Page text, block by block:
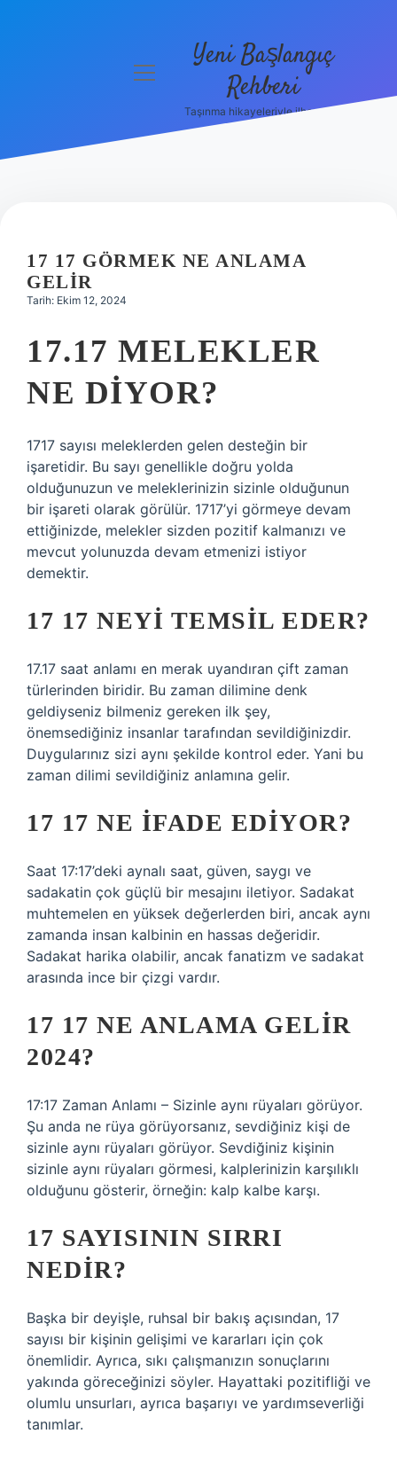
Politikası
menüyü
Yeni Başlangıç
Rehberi
Taşınma hikayeleriyle ilham bul!
17 17 GÖRMEK NE ANLAMA
GELIR
Tarih: Ekim 12, 2024
17.17 MELEKLER
NE DIYOR?
1717 sayısı meleklerden gelen desteğin bir
işaretidir. Bu sayı genellikle doğru yolda
olduğunuzun ve meleklerinizin sizinle olduğunun
bir işareti olarak görülür. 1717’yi görmeye devam
ettiğinizde, melekler sizden pozitif kalmanızı ve
mevcut yolunuzda devam etmenizi istiyor
demektir.
17 17 NEYI TEMSIL EDER?
17.17 saat anlamı en merak uyandıran çift zaman
türlerinden biridir. Bu zaman dilimine denk
geldiyseniz bilmeniz gereken ilk şey,
önemsediğiniz insanlar tarafından sevildiğinizdir.
Duygularınız sizi aynı şekilde kontrol eder. Yani bu
zaman dilimi sevildiğiniz anlamına gelir.
17 17 NE IFADE EDIYOR?
Saat 17:17’deki aynalı saat, güven, saygı ve
sadakatin çok güçlü bir mesajını iletiyor. Sadakat
muhtemelen en yüksek değerlerden biri, ancak aynı
zamanda insan kalbinin en hassas değeridir.
Sadakat harika olabilir, ancak fanatizm ve sadakat
arasında ince bir çizgi vardır.
17 17 NE ANLAMA GELIR
2024?
17:17 Zaman Anlamı – Sizinle aynı rüyaları görüyor.
Şu anda ne rüya görüyorsanız, sevdiğiniz kişi de
sizinle aynı rüyaları görüyor. Sevdiğiniz kişinin
sizinle aynı rüyaları görmesi, kalplerinizin karşılıklı
olduğunu gösterir, örneğin: kalp kalbe karşı.
17 SAYISININ SIRRI
NEDIR?
Başka bir deyişle, ruhsal bir bakış açısından, 17
sayısı bir kişinin gelişimi ve kararları için çok
önemlidir. Ayrıca, sıkı çalışmanızın sonuçlarını
yakında göreceğinizi söyler. Hayattaki pozitifliği ve
olumlu unsurları, ayrıca başarıyı ve yardımseverliği
tanımlar.